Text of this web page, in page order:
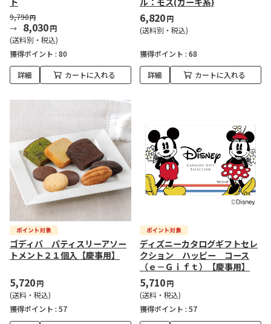
9,790円
8,030円
(送料別・税込)
獲得ポイント : 80
詳細 カートに入れる
6,820円
(送料別・税込)
獲得ポイント : 68
詳細 カートに入れる
ゴディバ パティスリーアソー
トメント２１個入【慶事用】
5,720円
(送料・税込)
獲得ポイント : 57
ディズニーカタログギフトセレ
クション ハッピー コース
（ｅ－Ｇｉｆｔ）【慶事用】
5,710円
(送料・税込)
獲得ポイント : 57